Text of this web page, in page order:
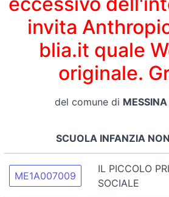
invita
blia.it quale
originale.
del comune di
SCUOLA INFANZIA
ME1A007009
IL PICCOLO
SOCIALE